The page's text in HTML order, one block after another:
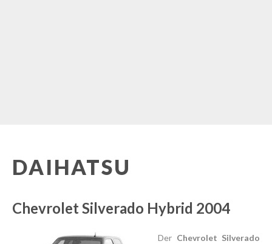
DAIHATSU
Chevrolet Silverado Hybrid 2004
Der Chevrolet Silverado